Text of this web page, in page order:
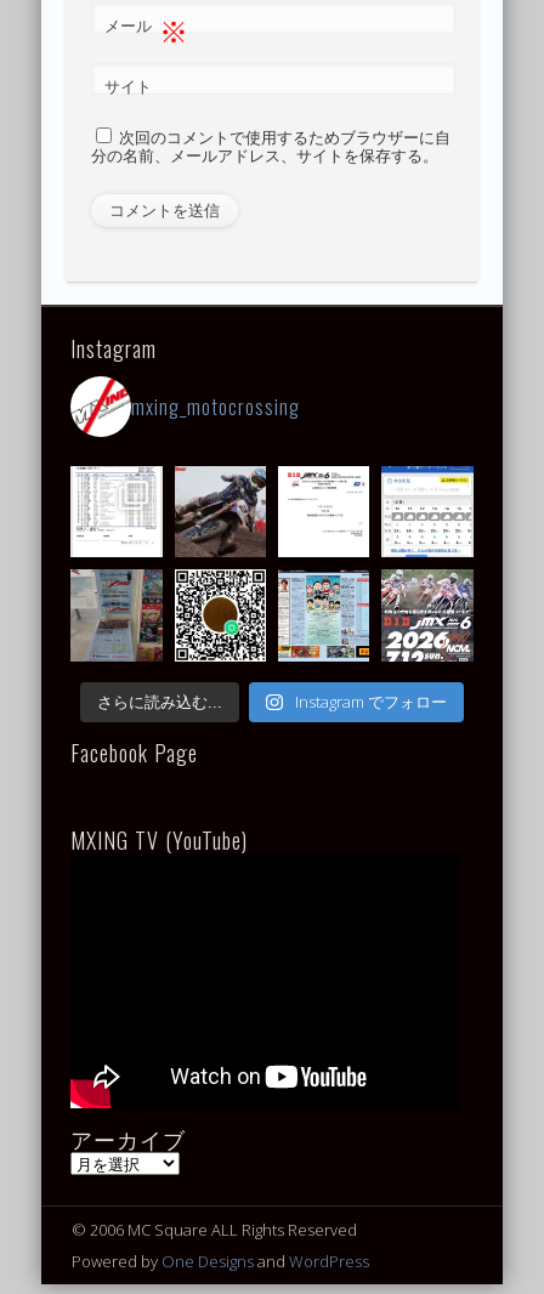
メール ※
サイト
次回のコメントで使用するためブラウザーに自
分の名前、メールアドレス、サイトを保存する。
Instagram
mxing_motocrossing
さらに読み込む... Instagram でフォロー
Facebook Page
MXING TV (YouTube)
アーカイブ
ア
ー
イ
ブ
© 2006 MC Square ALL Rights Reserved
Powered by One Designsand WordPress